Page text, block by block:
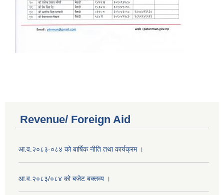
Revenue/ Foreign Aid
आ.व.२०८३-०८४ को बार्षिक नीति तथा कार्यक्रम ।
आ.व.२०८३/०८४ को बजेट बक्तव्य ।